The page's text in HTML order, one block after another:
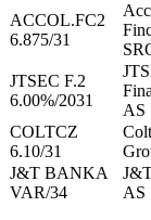
ACCOL.FC2
6.875/31
JTSEC F.2
6.00%/2031
AS
COLTCZ
6.10/31
J&T BANKA
VAR/34
AS